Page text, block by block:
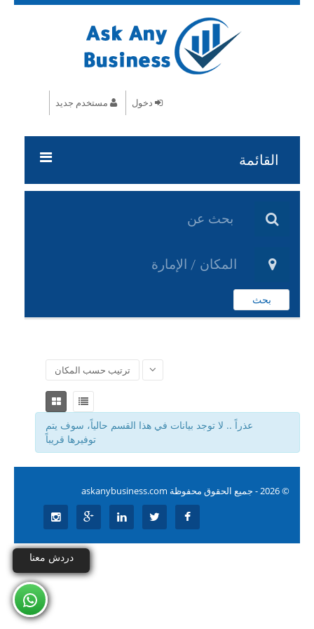
دخول مستخدم جديد
القائمة
مشاريع تقنية AL
مشاريع خدمات
English
بحث
ترتيب حسب المكان
عذراً .. لا توجد بيانات في هذا القسم حالياً، سوف يتم
توفيرها قريباً
© 2026 - جميع الحقوق محفوظة askanybusiness.com
دردش معنا